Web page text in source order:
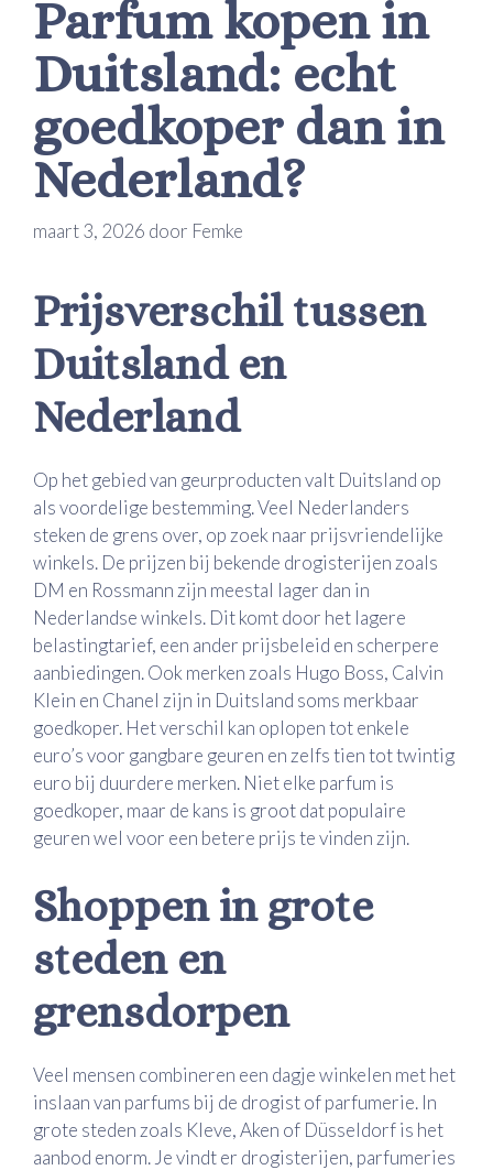
Parfum kopen in
Duitsland: echt
goedkoper dan in
Nederland?
maart 3, 2026 door Femke
Prijsverschil tussen
Duitsland en
Nederland
Op het gebied van geurproducten valt Duitsland op
als voordelige bestemming. Veel Nederlanders
steken de grens over, op zoek naar prijsvriendelijke
winkels. De prijzen bij bekende drogisterijen zoals
DM en Rossmann zijn meestal lager dan in
Nederlandse winkels. Dit komt door het lagere
belastingtarief, een ander prijsbeleid en scherpere
aanbiedingen. Ook merken zoals Hugo Boss, Calvin
Klein en Chanel zijn in Duitsland soms merkbaar
goedkoper. Het verschil kan oplopen tot enkele
euro’s voor gangbare geuren en zelfs tien tot twintig
euro bij duurdere merken. Niet elke parfum is
goedkoper, maar de kans is groot dat populaire
geuren wel voor een betere prijs te vinden zijn.
Shoppen in grote
steden en
grensdorpen
Veel mensen combineren een dagje winkelen met het
inslaan van parfums bij de drogist of parfumerie. In
grote steden zoals Kleve, Aken of Düsseldorf is het
aanbod enorm. Je vindt er drogisterijen, parfumeries